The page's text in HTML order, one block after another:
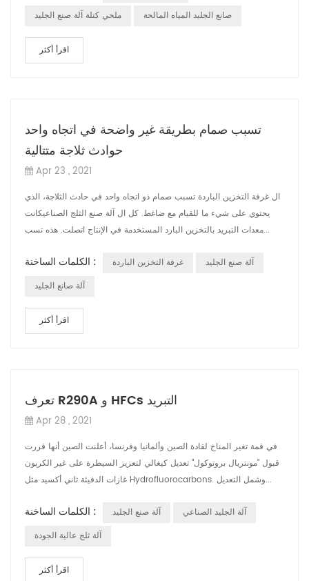
ملحي كتلة آلة صنع الجليد
صانع الجليد المياه المالحة
اقرأ أكثر
تسبب صمام بطريقة غير واضحة في اتجاه واحد
حوادث ثلاجة متتالية
Apr 23 , 2021
ال غرفة التخزين الباردة تسبب صمام ذو اتجاه واحد في حادث الثلاجة، الذي
يحتوي على شيء ما للقيام مع ضاغط. كل ال آلة صنع الثلج الصناعيكانت
معدات التبريد بالتخزين البارد المستخدمة في الإنتاج اتصلت. هذه تسب...
الكلمات الساخنة : غرفة التخزين الباردة
آلة صنع الجليد
آلة صانع الجليد
اقرأ أكثر
تعرف R290A و HFCs التبريد
Apr 28 , 2021
في قمة تغير المناخ لقادة الصين وألمانيا وفرنسا، أعلنت الصين أنها قررت
قبول "مونتريال بروتوكول" تعديل كيغالي لتعزيز السيطرة على غير الكربون
غازات الدفيئة ثاني أكسيد مثل Hydrofluorocarbons. وشمل التعديل...
الكلمات الساخنة : آلة صنع الجليد
آلة الجليد الصناعي
آلة ثلج عالية الجودة
اقرأ أكثر